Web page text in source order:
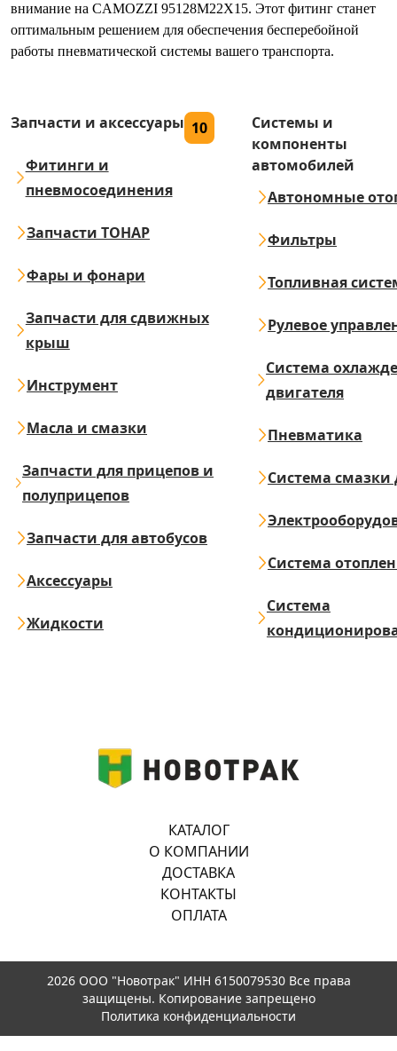
внимание на CAMOZZI 95128M22X15. Этот фитинг станет
оптимальным решением для обеспечения бесперебойной
работы пневматической системы вашего транспорта.
Запчасти и аксессуары 10
Фитинги и
пневмосоединения
Запчасти ТОНАР
Фары и фонари
Запчасти для сдвижных
крыш
Инструмент
Масла и смазки
Запчасти для прицепов и
полуприцепов
Запчасти для автобусов
Аксессуары
Жидкости
Системы и
компоненты
автомобилей
Автономные
Фильтры
Топливная
Рулевое
Система
двигателя
Пневматика
Система смазки
Система
Система
КАТАЛОГ
О КОМПАНИИ
ДОСТАВКА
КОНТАКТЫ
ОПЛАТА
2026 ООО "Новотрак" ИНН 6150079530 Все права
защищены. Копирование запрещено
Политика конфиденциальности